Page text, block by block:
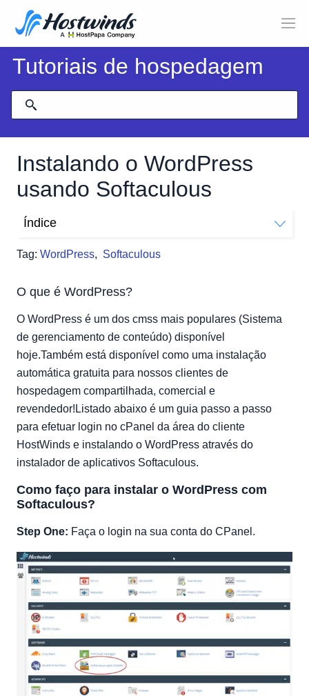
Tutoriais de hospedagem
Instalando o WordPress
usando Softaculous
Tag: WordPress, Softaculous
Índice
Como faço para instalar o WordPress com Softaculous?
O que é WordPress?
O WordPress é um dos cmss mais populares (Sistema
de gerenciamento de conteúdo) disponível
hoje.Também está disponível como uma instalação
automática gratuita para nossos clientes de
hospedagem compartilhada, comercial e
revendedor!Listado abaixo é um guia passo a passo
para efetuar login no cPanel da área do cliente
HostWinds e instalando o WordPress através do
instalador de aplicativos Softaculous.
Como faço para instalar o WordPress com
Softaculous?
Step One: Faça o login na sua conta do CPanel.